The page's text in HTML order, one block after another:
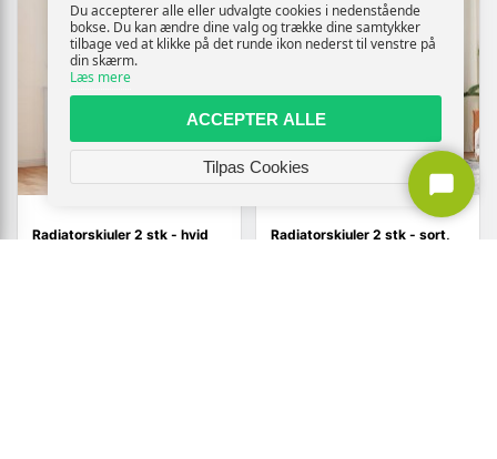
Radiatorskjuler 2 stk - hvid
Radiatorskjuler 2 stk - sort,
Du accepterer alle eller udvalgte cookies i nedenstående
bokse. Du kan ændre dine valg og trække dine samtykker
tilbage ved at klikke på det runde ikon nederst til venstre på
din skærm.
Læs mere
ACCEPTER ALLE
Tilpas Cookies